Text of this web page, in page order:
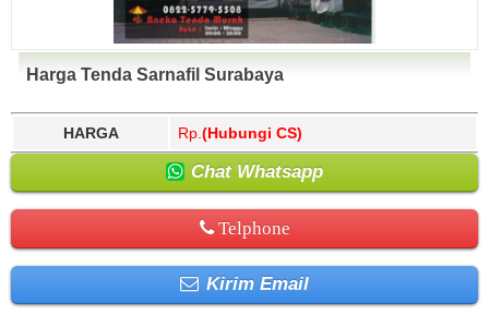
Harga Tenda Sarnafil Surabaya
HARGA Rp. (Hubungi CS)
Chat Whatsapp
Telphone
Kirim Email